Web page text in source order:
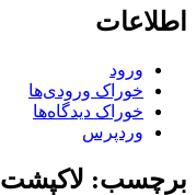
اطلاعات
ورود
خوراک ورودی‌ها
خوراک دیدگاه‌ها
وردپرس
برچسب: لاکپشت